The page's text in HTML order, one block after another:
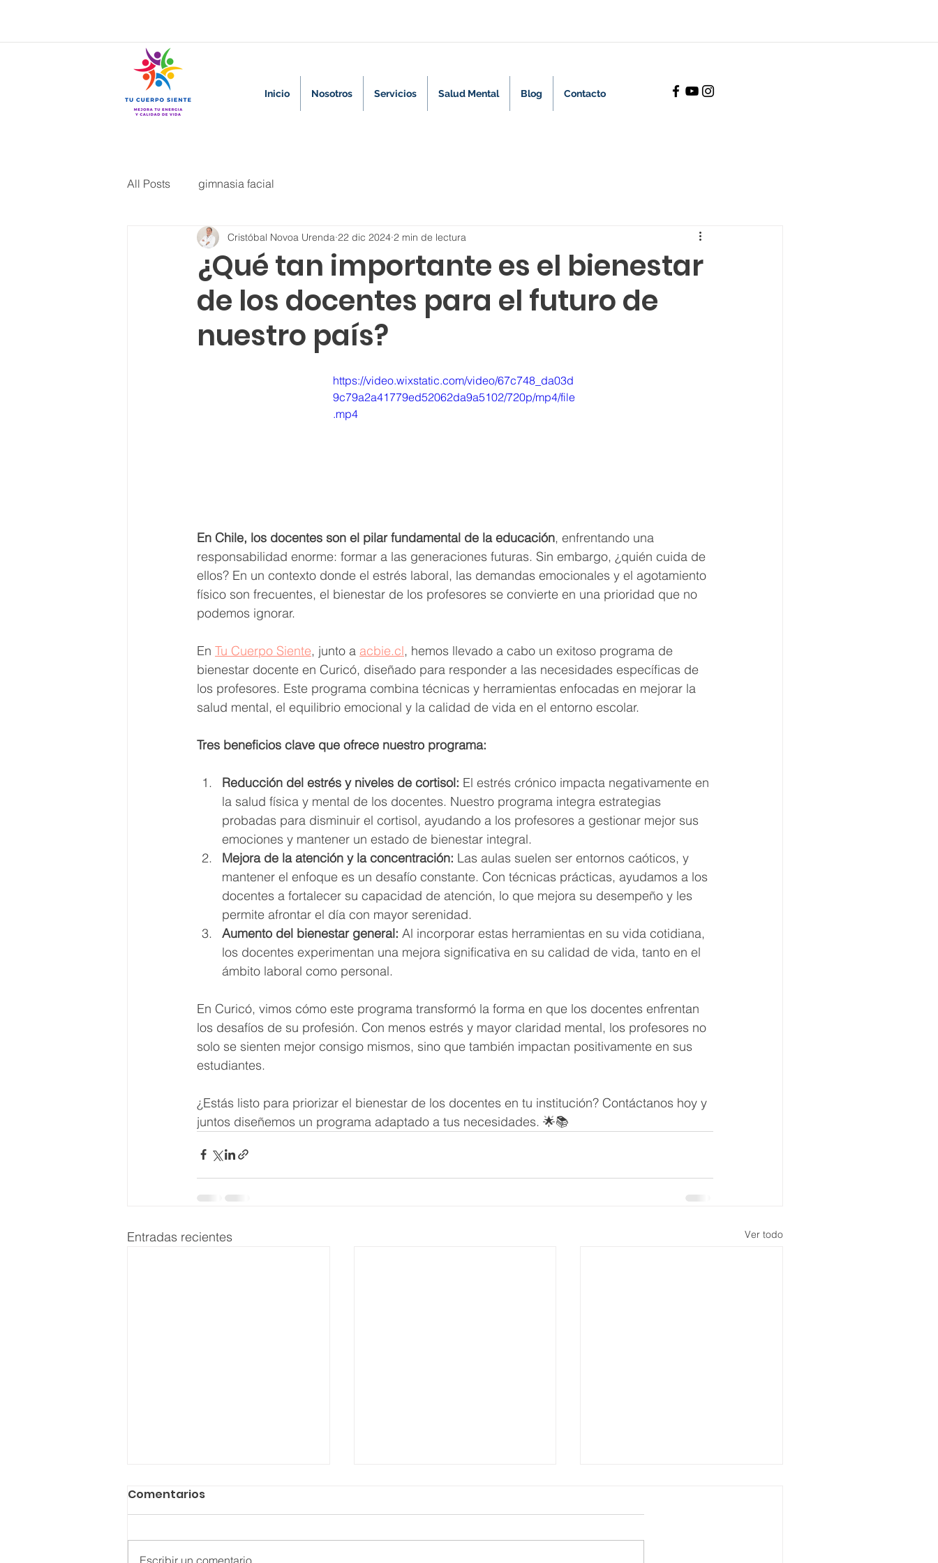
Inicio Nosotros Servicios Salud Mental Blog Contacto
All Posts gimnasia facial
¿Qué tan importante es el bienestar
de los docentes para el futuro de
nuestro país?
Cristóbal Novoa Urenda 22 dic 2024 2 min de lectura
https://video.wixstatic.com/video/67c748_da03d
9c79a2a41779ed52062da9a5102/720p/mp4/file
.mp4
En Chile, los docentes son el pilar fundamental de la educación, enfrentando una
responsabilidad enorme: formar a las generaciones futuras. Sin embargo, ¿quién cuida de
ellos? En un contexto donde el estrés laboral, las demandas emocionales y el agotamiento
físico son frecuentes, el bienestar de los profesores se convierte en una prioridad que no
podemos ignorar.
En Tu Cuerpo Siente, junto a acbie.cl, hemos llevado a cabo un exitoso programa de
bienestar docente en Curicó, diseñado para responder a las necesidades específicas de
los profesores. Este programa combina técnicas y herramientas enfocadas en mejorar la
salud mental, el equilibrio emocional y la calidad de vida en el entorno escolar.
Tres beneficios clave que ofrece nuestro programa:
Reducción del estrés y niveles de cortisol: El estrés crónico impacta negativamente en
la salud física y mental de los docentes. Nuestro programa integra estrategias
probadas para disminuir el cortisol, ayudando a los profesores a gestionar mejor sus
emociones y mantener un estado de bienestar integral.
Mejora de la atención y la concentración: Las aulas suelen ser entornos caóticos, y
mantener el enfoque es un desafío constante. Con técnicas prácticas, ayudamos a los
docentes a fortalecer su capacidad de atención, lo que mejora su desempeño y les
permite afrontar el día con mayor serenidad.
Aumento del bienestar general: Al incorporar estas herramientas en su vida cotidiana,
los docentes experimentan una mejora significativa en su calidad de vida, tanto en el
ámbito laboral como personal.
En Curicó, vimos cómo este programa transformó la forma en que los docentes enfrentan
los desafíos de su profesión. Con menos estrés y mayor claridad mental, los profesores no
solo se sienten mejor consigo mismos, sino que también impactan positivamente en sus
estudiantes.
¿Estás listo para priorizar el bienestar de los docentes en tu institución? Contáctanos hoy y
juntos diseñemos un programa adaptado a tus necesidades. 🌟📚
Entradas recientes Ver todo
Comentarios